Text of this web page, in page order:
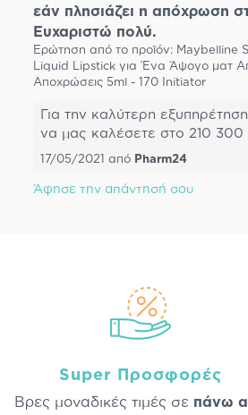
εάν πλησιάζει η απόχρωση
Ευχαριστώ πολύ.
Ερώτηση από το προϊόν: Maybelline
Liquid Lipstick για Ένα Άψογο ματ
Αποχρώσεις 5ml - 170 Initiator
Για την καλύτερη
να μας καλέσετε στο 210 300
17/05/2021 από Pharm24
Άφησε την απάντησή σου
Super Προσφορές
Βρες μοναδικές τιμές σε πάνω